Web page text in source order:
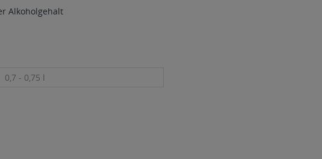
Alkoholgehalt
0,7 - 0,75 l